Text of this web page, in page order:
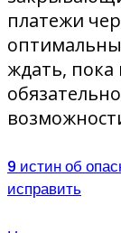
платежи
ждать, пока
9 истин об
исправить